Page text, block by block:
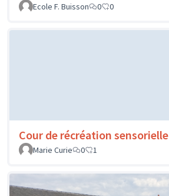
Ecole F. Buisson
0 0
Cour de récréation sensorielle
Marie Curie
0 1